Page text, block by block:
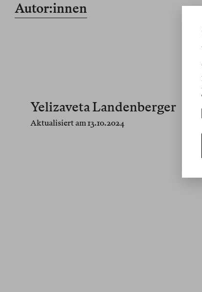
Autor:innen
Yelizaveta Landenberger
Aktualisiert am 13.10.2024